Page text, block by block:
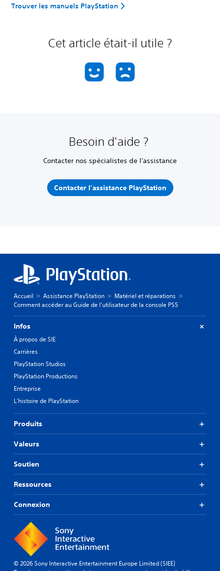
Trouver les manuels PlayStation
Cet article était-il utile ?
Besoin d'aide ?
Contacter nos spécialistes de l'assistance
Contacter l'assistance PlayStation
Accueil Assistance PlayStation
Matériel et réparations
Comment accéder au Guide de l'utilisateur de la console PS5
Infos
À propos de SIE
Carrières
PlayStation Studios
PlayStation Productions
Entreprise
L'histoire de PlayStation
Produits
Valeurs
Soutien
Ressources
Connexion
© 2026 Sony Interactive Entertainment Europe Limited (SIEE)